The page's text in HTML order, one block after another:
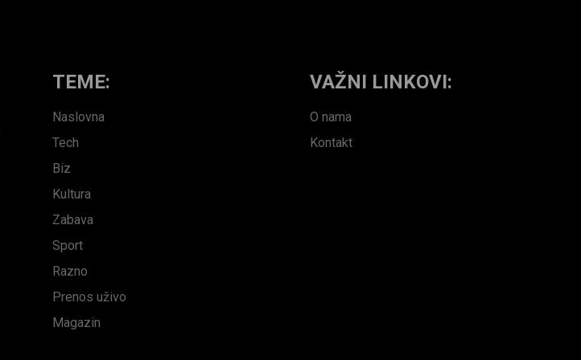
TEME:
Naslovna
Tech
Biz
Kultura
Zabava
Sport
Razno
Prenos uživo
Magazin
VAŽNI LINKOVI:
O nama
Kontakt